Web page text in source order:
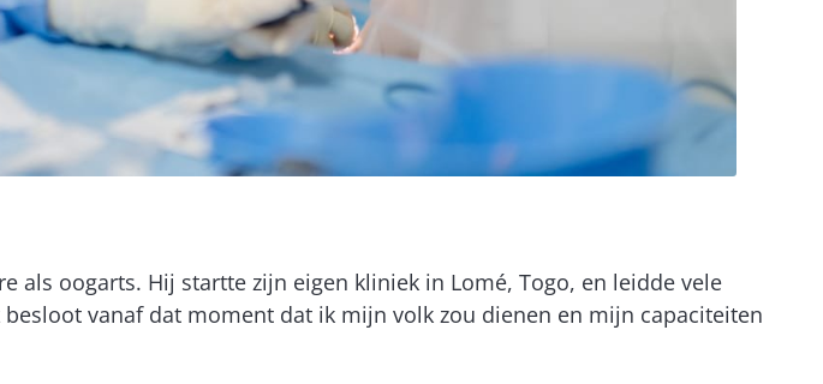
als oogarts. Hij startte zijn eigen kliniek in Lomé, Togo, en leidde vele
vanaf dat moment dat ik mijn volk zou dienen en mijn capaciteiten